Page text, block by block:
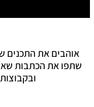
אוהבים את התכנים
שתפו את הכתבות